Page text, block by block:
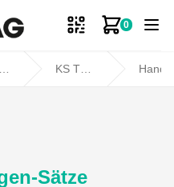
0
Zum
Sätze